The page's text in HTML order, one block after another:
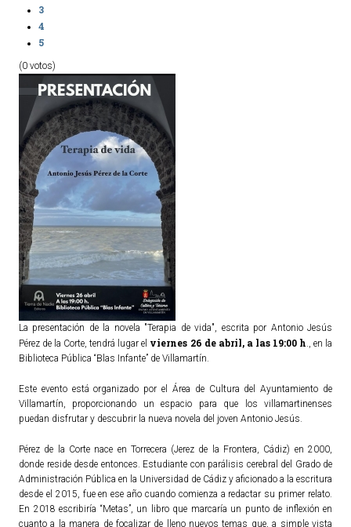
3
4
5
(0 votos)
La presentación de la novela "Terapia de vida", escrita por Antonio Jesús
Pérez de la Corte, tendrá lugar el viernes 26 de abril, a las 19:00 h., en la
Biblioteca Pública “Blas Infante” de Villamartín.
Este evento está organizado por el Área de Cultura del Ayuntamiento de
Villamartín, proporcionando un espacio para que los villamartinenses
puedan disfrutar y descubrir la nueva novela del joven Antonio Jesús.
Pérez de la Corte nace en Torrecera (Jerez de la Frontera, Cádiz) en 2000,
donde reside desde entonces. Estudiante con parálisis cerebral del Grado de
Administración Pública en la Universidad de Cádiz y aficionado a la escritura
desde el 2015, fue en ese año cuando comienza a redactar su primer relato.
En 2018 escribiría “Metas”, un libro que marcaría un punto de inflexión en
cuanto a la manera de focalizar de lleno nuevos temas que, a simple vista